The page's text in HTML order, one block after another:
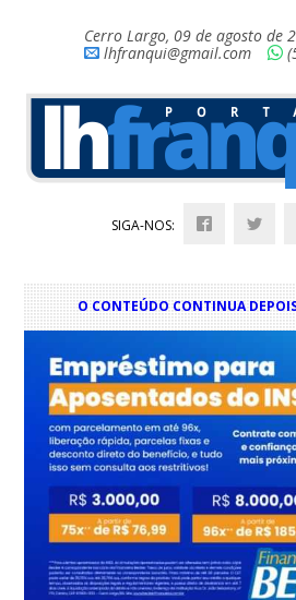
Cerro Largo, 09 de agosto de
lhfranqui@gmail.com
SIGA-NOS:
O CONTEÚDO CONTINUA